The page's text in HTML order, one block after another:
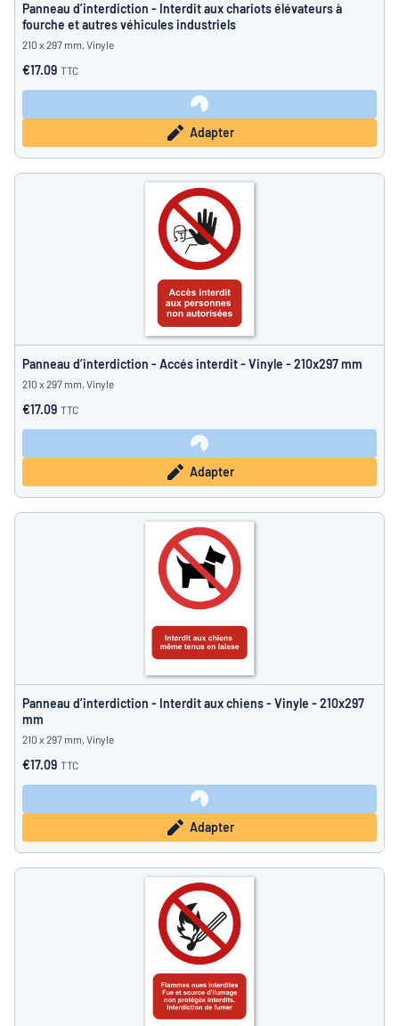
Panneau d’interdiction - Interdit aux chariots élévateurs à
fourche et autres véhicules industriels
210 x 297 mm, Vinyle
€17.09 TTC
Adapter
Panneau d’interdiction - Accés interdit - Vinyle - 210x297 mm
210 x 297 mm, Vinyle
€17.09 TTC
Adapter
Panneau d’interdiction - Interdit aux chiens - Vinyle - 210x297
mm
210 x 297 mm, Vinyle
€17.09 TTC
Adapter